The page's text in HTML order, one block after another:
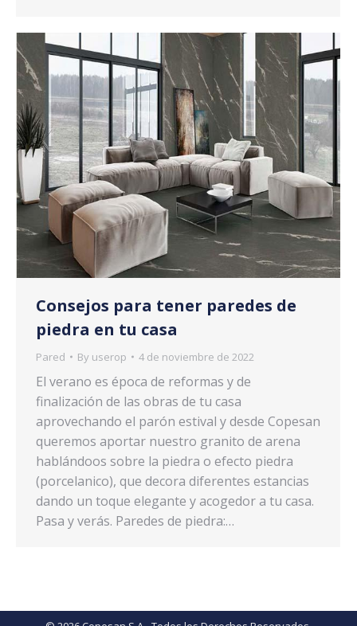
Consejos para tener paredes de
piedra en tu casa
Pared By userop 4 de noviembre de 2022
El verano es época de reformas y de
finalización de las obras de tu casa
aprovechando el parón estival y desde Copesan
queremos aportar nuestro granito de arena
hablándoos sobre la piedra o efecto piedra
(porcelanico), que decora diferentes estancias
dando un toque elegante y acogedor a tu casa.
Pasa y verás. Paredes de piedra:…